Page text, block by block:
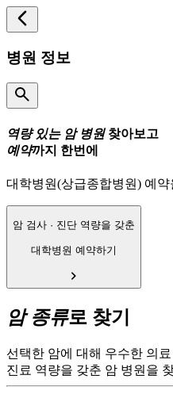
병원 정보
역량 있는 암 병원 찾아보고
예약까지 한번에
대학병원(상급종합병원) 예
암 검사 · 진단 역량을 갖춘
대학병원 예약하기
암 종류로 찾기
선택한 암에 대해 우수한 의
진료 역량을 갖춘 암 병원을